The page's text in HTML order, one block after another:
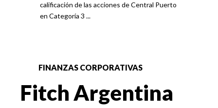
calificación de las acciones de Central Puerto
en Categoría 3 ...
FINANZAS CORPORATIVAS
Fitch Argentina